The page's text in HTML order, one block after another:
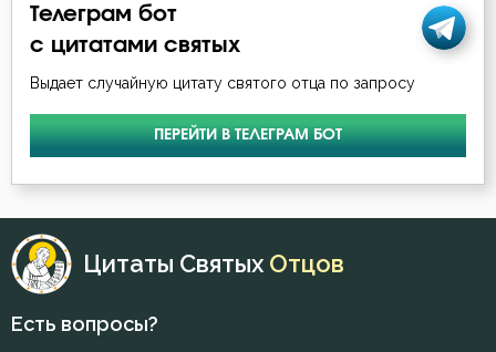
Телеграм бот
с цитатами святых
Выдает случайную цитату святого отца по запросу
ПЕРЕЙТИ В ТЕЛЕГРАМ БОТ
Цитаты Святых Отцов
Есть вопросы?